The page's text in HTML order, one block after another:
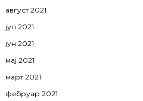
август 2021
јул 2021
јун 2021
мај 2021
март 2021
фебруар 2021